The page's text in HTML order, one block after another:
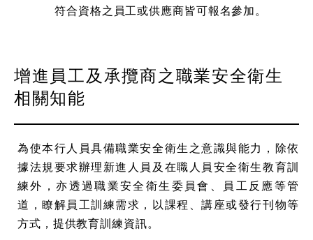
符合資格之員工或供應商皆可報名參加。
增進員工及承攬商之職業安全衛生
相關知能
為使本行人員具備職業安全衛生之意識與能力，除依
據法規要求辦理新進人員及在職人員安全衛生教育訓
練外，亦透過職業安全衛生委員會、員工反應等管
道，瞭解員工訓練需求，以課程、講座或發行刊物等
方式，提供教育訓練資訊。